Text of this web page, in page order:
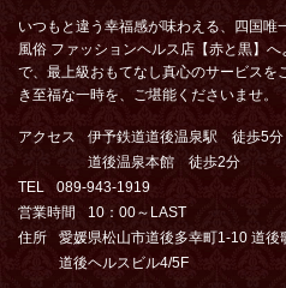
いつもと違う幸福感が味わえる、四国唯
風俗 ファッションヘルス店【赤と黒】
で、最上級おもてなし真心のサービスを
き至福な一時を、ご堪能くださいませ。
アクセス
伊予鉄道道後温泉駅 徒歩5分
道後温泉本館 徒歩2分
TEL
089-943-1919
営業時間
10：00～LAST
住所
愛媛県松山市道後多幸町1-10 道後
道後ヘルスビル4/5F